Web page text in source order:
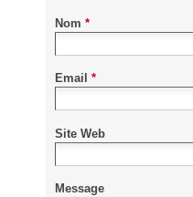
Nom *
Email *
Site Web
Message